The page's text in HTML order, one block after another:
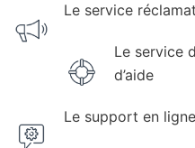
Le service
Le service
d’aide
Le support en